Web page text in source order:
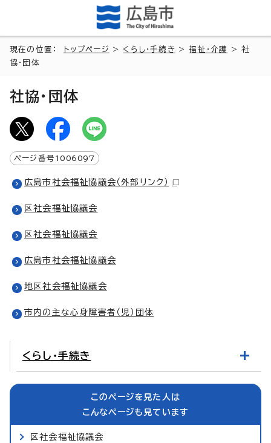
現在の位置： トップページ > くらし・手続き >福祉・介護
> 社
協・団体
社協・団体
ページ番号 1006097
広島市社会福祉協議会 （外部リンク）
区社会福祉協議会
区社会福祉協議会
広島市社会福祉協議会
地区社会福祉協議会
市内の主な心身障害者（児）団体
くらし・手続き
このページを見た人は
こんなページも見ています
区社会福祉協議会